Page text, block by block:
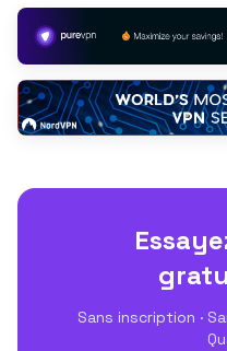
Sans inscription ·